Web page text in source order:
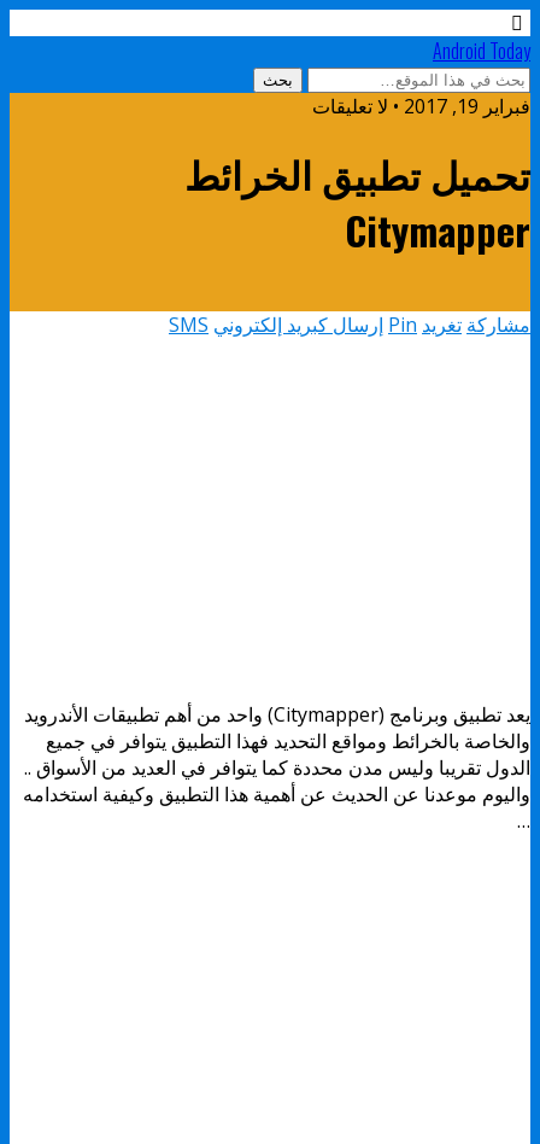
Android Today
فبراير 19, 2017 • لا تعليقات
تحميل تطبيق الخرائط
Citymapper
مشاركة تغريد Pin إرسال كبريد إلكتروني SMS
يعد تطبيق وبرنامج (Citymapper) واحد من أهم تطبيقات الأندرويد
والخاصة بالخرائط ومواقع التحديد فهذا التطبيق يتوافر في جميع
الدول تقريبا وليس مدن محددة كما يتوافر في العديد من الأسواق ..
واليوم موعدنا عن الحديث عن أهمية هذا التطبيق وكيفية استخدامه
…